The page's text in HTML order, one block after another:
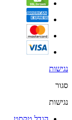
נגישות
סגור
נגישות